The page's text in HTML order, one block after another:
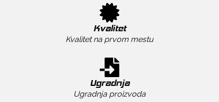
Kvalitet
Kvalitet na prvom mestu
Ugradnja
Ugradnja proizvoda